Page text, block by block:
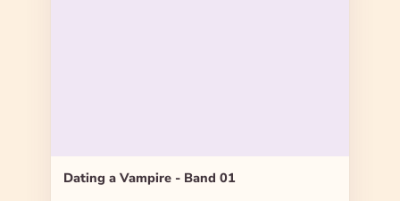
Dating a Vampire - Band 01